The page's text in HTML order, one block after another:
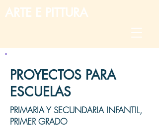
ARTE E PITTURA
PROYECTOS PARA
ESCUELAS
PRIMARIA Y SECUNDARIA INFANTIL,
PRIMER GRADO